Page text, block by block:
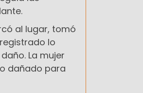
al lugar, tomó
lo
La mujer
dañado para